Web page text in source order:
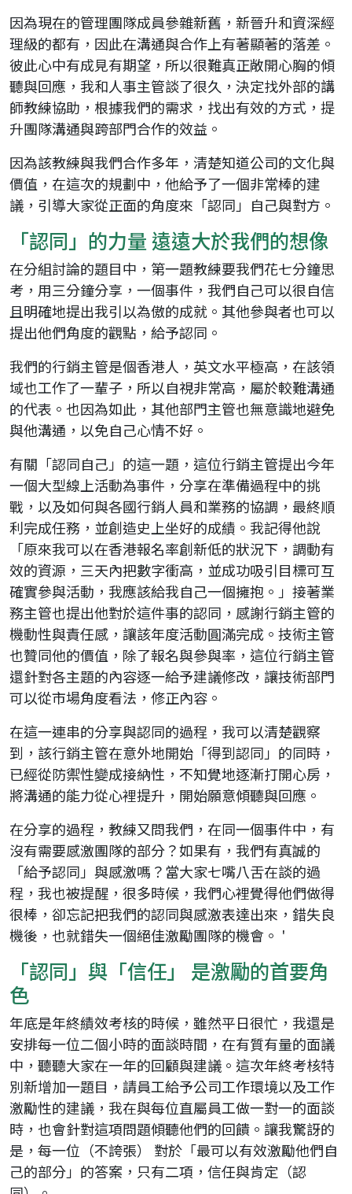
因為現在的管理團隊成員參雜新舊，新晉升和資深經
理級的都有，因此在溝通與合作上有著顯著的落差。
彼此心中有成見有期望，所以很難真正敞開心胸的傾
聽與回應，我和人事主管談了很久，決定找外部的講
師教練協助，根據我們的需求，找出有效的方式，提
升團隊溝通與跨部門合作的效益。
因為該教練與我們合作多年，清楚知道公司的文化與
價值，在這次的規劃中，他給予了一個非常棒的建
議，引導大家從正面的角度來「認同」自己與對方。
「認同」的力量 遠遠大於我們的想像
在分組討論的題目中，第一題教練要我們花七分鐘思
考，用三分鐘分享，一個事件，我們自己可以很自信
且明確地提出我引以為傲的成就。其他參與者也可以
提出他們角度的觀點，給予認同。
我們的行銷主管是個香港人，英文水平極高，在該領
域也工作了一輩子，所以自視非常高，屬於較難溝通
的代表。也因為如此，其他部門主管也無意識地避免
與他溝通，以免自己心情不好。
有關「認同自己」的這一題，這位行銷主管提出今年
一個大型線上活動為事件，分享在準備過程中的挑
戰，以及如何與各國行銷人員和業務的協調，最終順
利完成任務，並創造史上坐好的成績。我記得他說
「原來我可以在香港報名率創新低的狀況下，調動有
效的資源，三天內把數字衝高，並成功吸引目標可互
確實參與活動，我應該給我自己一個擁抱。」接著業
務主管也提出他對於這件事的認同，感謝行銷主管的
機動性與責任感，讓該年度活動圓滿完成。技術主管
也贊同他的價值，除了報名與參與率，這位行銷主管
還針對各主題的內容逐一給予建議修改，讓技術部門
可以從市場角度看法，修正內容。
在這一連串的分享與認同的過程，我可以清楚觀察
到，該行銷主管在意外地開始「得到認同」的同時，
已經從防禦性變成接納性，不知覺地逐漸打開心房，
將溝通的能力從心裡提升，開始願意傾聽與回應。
在分享的過程，教練又問我們，在同一個事件中，有
沒有需要感激團隊的部分？如果有，我們有真誠的
「給予認同」與感激嗎？當大家七嘴八舌在談的過
程，我也被提醒，很多時候，我們心裡覺得他們做得
很棒，卻忘記把我們的認同與感激表達出來，錯失良
機後，也就錯失一個絕佳激勵團隊的機會。 '
「認同」與「信任」 是激勵的首要角
色
年底是年終績效考核的時候，雖然平日很忙，我還是
安排每一位二個小時的面談時間，在有質有量的面議
中，聽聽大家在一年的回顧與建議。這次年終考核特
別新增加一題目，請員工給予公司工作環境以及工作
激勵性的建議，我在與每位直屬員工做一對一的面談
時，也會針對這項問題傾聽他們的回饋。讓我驚訝的
是，每一位（不誇張） 對於「最可以有效激勵他們自
己的部分」的答案，只有二項，信任與肯定（認